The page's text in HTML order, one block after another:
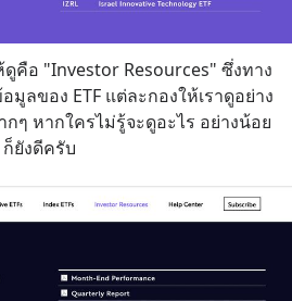
คือ "Investor Resources" ซึ่งทาง
ลของ ETF แต่ละกองให้เราดูอย่าง
กๆ หากใครไม่รู้จะดูอะไร อย่างน้อย
ยังดีครับ